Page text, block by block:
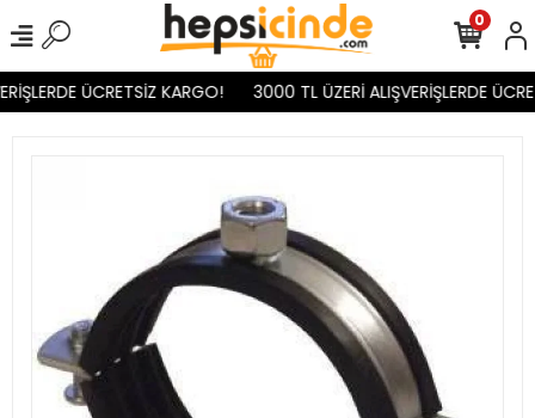
ÜCRETSİZ KARGO! 3000 TL ÜZERİ ALIŞVERİŞLERDE
0